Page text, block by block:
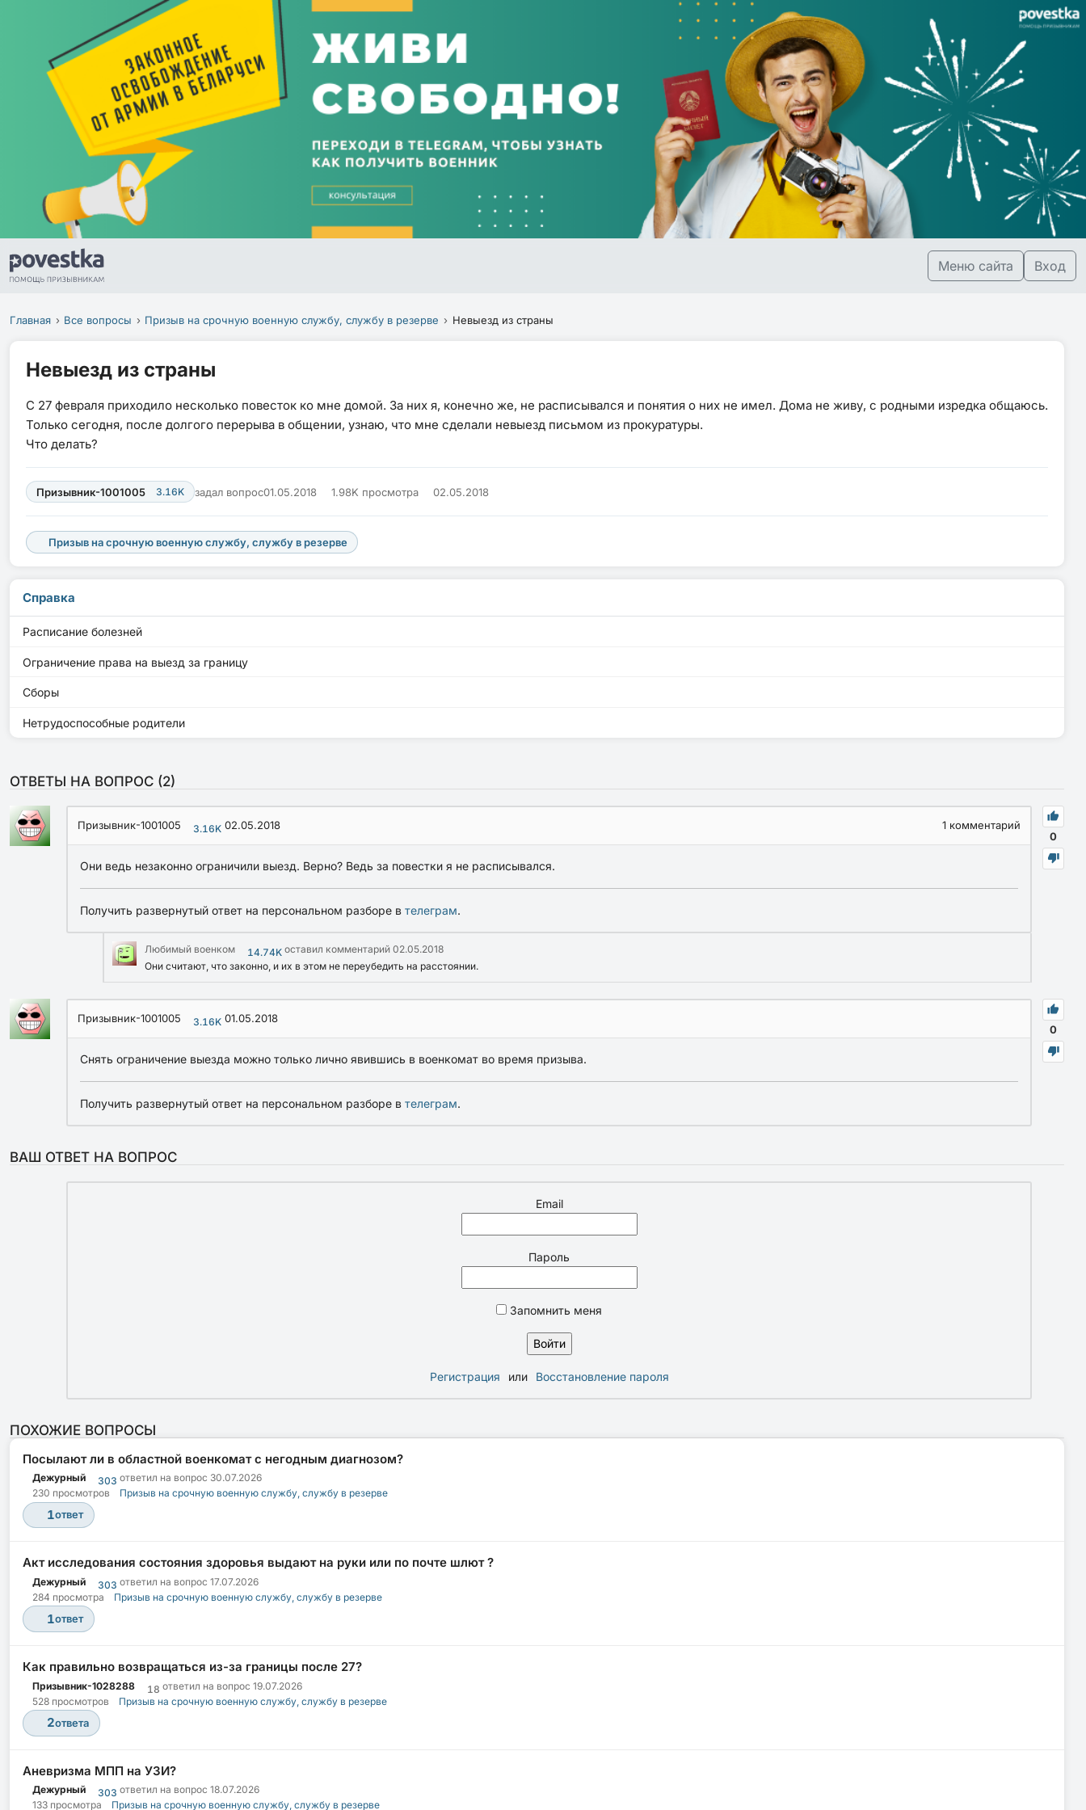
Меню сайта Вход
Главная Все вопросы Призыв на срочную военную службу, службу в резерве Невыезд из страны
Невыезд из страны
С 27 февраля приходило несколько повесток ко мне домой. За них я, конечно же, не расписывался и понятия о них не имел. Дома не живу, с родными изредка общаюсь.
Только сегодня, после долгого перерыва в общении, узнаю, что мне сделали невыезд письмом из прокуратуры.
Что делать?
Призывник-1001005 3.16K задал вопрос01.05.2018 1.98K просмотра 02.05.2018
Призыв на срочную военную службу, службу в резерве
Справка
Расписание болезней
Ограничение права на выезд за границу
Сборы
Нетрудоспособные родители
ОТВЕТЫ НА ВОПРОС (2)
0
Призывник-1001005 3.16K 02.05.2018 1 комментарий
Они ведь незаконно ограничили выезд. Верно? Ведь за повестки я не расписывался.
Получить развернутый ответ на персональном разборе в телеграм.
Любимый военком 14.74K оставил комментарий 02.05.2018
Они считают, что законно, и их в этом не переубедить на расстоянии.
0
Призывник-1001005 3.16K 01.05.2018
Снять ограничение выезда можно только лично явившись в военкомат во время призыва.
Получить развернутый ответ на персональном разборе в телеграм.
ВАШ ОТВЕТ НА ВОПРОС
Email
Пароль
Запомнить меня
Регистрация или Восстановление пароля
ПОХОЖИЕ ВОПРОСЫ
Посылают ли в областной военкомат с негодным диагнозом?
Дежурный 303 ответил на вопрос 30.07.2026
230 просмотров
Призыв на срочную военную службу, службу в резерве
1ответ
Акт исследования состояния здоровья выдают на руки или по почте шлют ?
Дежурный 303 ответил на вопрос 17.07.2026
284 просмотра
Призыв на срочную военную службу, службу в резерве
1ответ
Как правильно возвращаться из-за границы после 27?
Призывник-1028288 18 ответил на вопрос 19.07.2026
528 просмотров
Призыв на срочную военную службу, службу в резерве
2ответа
Аневризма МПП на УЗИ?
Дежурный 303 ответил на вопрос 18.07.2026
133 просмотра
Призыв на срочную военную службу, службу в резерве